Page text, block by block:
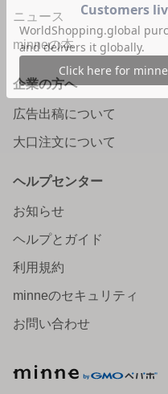
ニュース
minneの本
企業の方へ
広告出稿について
大口注文について
ヘルプセンター
お知らせ
ヘルプとガイド
利用規約
minneのセキュリティ
お問い合わせ